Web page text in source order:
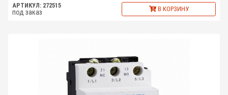
АРТИКУЛ: 272515
под заказ В КОРЗИНУ